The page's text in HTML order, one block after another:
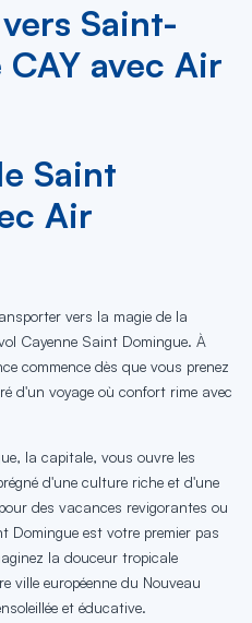
Saint-
avec Air
Saint
Air
vers la magie de la
Cayenne Saint Domingue. À
commence dès que vous prenez
d'un voyage où confort rime avec
la capitale, vous ouvre les
d'une culture riche et d'une
des vacances revigorantes ou
Domingue est votre premier pas
la douceur tropicale
ville européenne du Nouveau
et éducative.